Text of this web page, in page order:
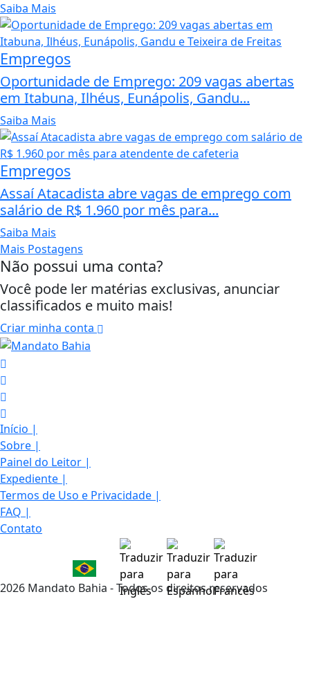
Saiba Mais
Empregos
Oportunidade de Emprego: 209 vagas abertas
em Itabuna, Ilhéus, Eunápolis, Gandu...
Saiba Mais
Empregos
Assaí Atacadista abre vagas de emprego com
salário de R$ 1.960 por mês para...
Saiba Mais
Mais Postagens
Não possui uma conta?
Você pode ler matérias exclusivas, anunciar
classificados e muito mais!
Criar minha conta
Início |
Sobre |
Painel do Leitor |
Expediente |
Termos de Uso e Privacidade |
FAQ |
Contato
2026 Mandato Bahia - Todos os direitos reservados